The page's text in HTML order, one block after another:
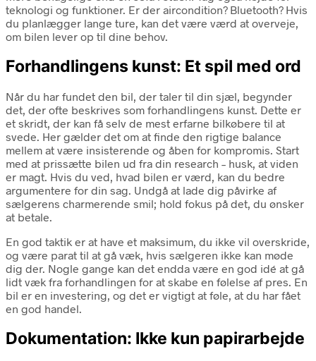
teknologi og funktioner. Er der aircondition? Bluetooth? Hvis
du planlægger lange ture, kan det være værd at overveje,
om bilen lever op til dine behov.
Forhandlingens kunst: Et spil med ord
Når du har fundet den bil, der taler til din sjæl, begynder
det, der ofte beskrives som forhandlingens kunst. Dette er
et skridt, der kan få selv de mest erfarne bilkøbere til at
svede. Her gælder det om at finde den rigtige balance
mellem at være insisterende og åben for kompromis. Start
med at prissætte bilen ud fra din research – husk, at viden
er magt. Hvis du ved, hvad bilen er værd, kan du bedre
argumentere for din sag. Undgå at lade dig påvirke af
sælgerens charmerende smil; hold fokus på det, du ønsker
at betale.
En god taktik er at have et maksimum, du ikke vil overskride,
og være parat til at gå væk, hvis sælgeren ikke kan møde
dig der. Nogle gange kan det endda være en god idé at gå
lidt væk fra forhandlingen for at skabe en følelse af pres. En
bil er en investering, og det er vigtigt at føle, at du har fået
en god handel.
Dokumentation: Ikke kun papirarbejde